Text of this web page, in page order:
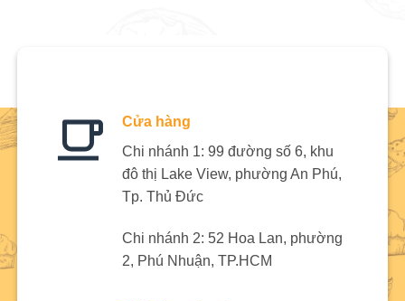
Cửa hàng
Chi nhánh 1: 99 đường số 6, khu
đô thị Lake View, phường An Phú,
Tp. Thủ Đức
Chi nhánh 2: 52 Hoa Lan, phường
2, Phú Nhuận, TP.HCM